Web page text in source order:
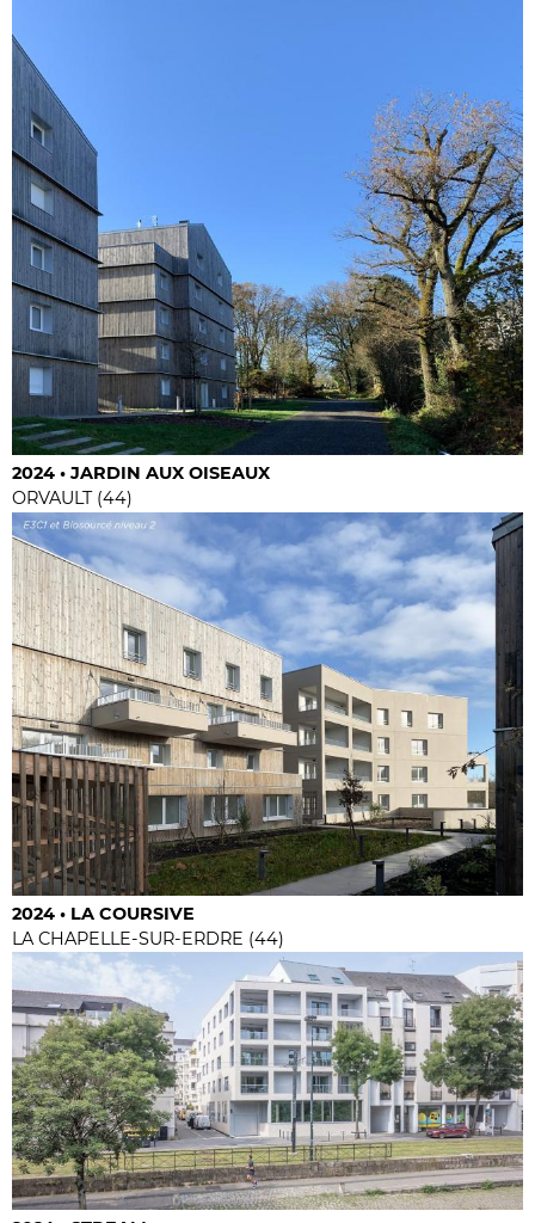
2024 • JARDIN AUX OISEAUX
ORVAULT (44)
2024 • LA COURSIVE
LA CHAPELLE-SUR-ERDRE (44)